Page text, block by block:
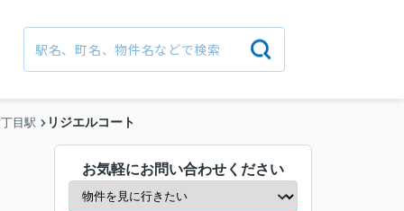
目駅 リジエルコート
お気軽にお問い合わせください